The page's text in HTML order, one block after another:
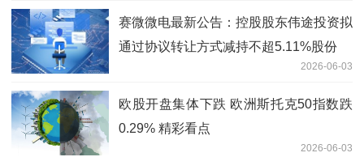
赛微微电最新公告：控股股东伟途投资拟
通过协议转让方式减持不超5.11%股份
2026-06-03
欧股开盘集体下跌 欧洲斯托克50指数跌
0.29% 精彩看点
2026-06-03